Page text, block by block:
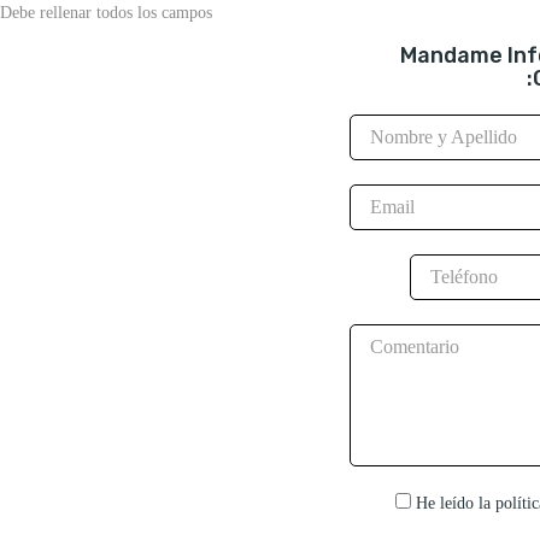
Debe rellenar todos los campos
Mandame
He leído la